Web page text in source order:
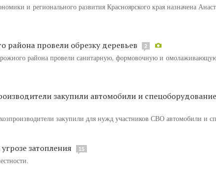
и регионального развития Красноярского края назначена
района провели обрезку деревьев 2
района провели санитарную, формовочную и
закупили автомобили и
закупили для нужд участников СВО автомобили и
затопления 15